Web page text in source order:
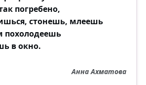
погребено,
стонешь, млеешь
похолодеешь
в окно.
Анна Ахматова